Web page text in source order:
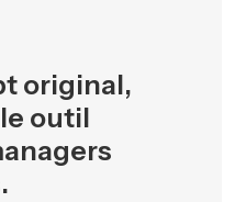
original,
outil